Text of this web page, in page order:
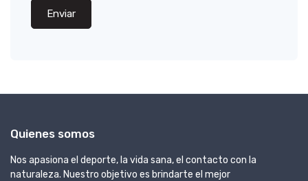
Enviar
Quienes somos
Nos apasiona el deporte, la vida sana, el contacto con la
naturaleza. Nuestro objetivo es brindarte el mejor